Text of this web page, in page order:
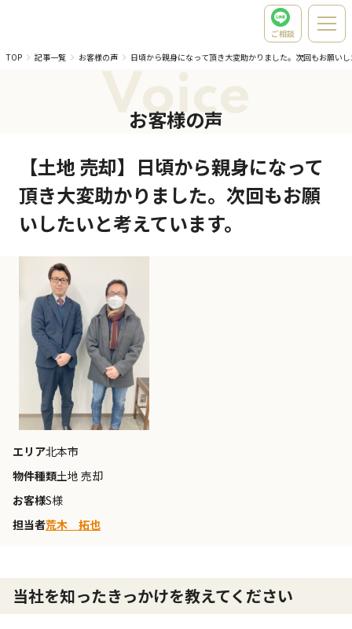
ご相談
TOP
記事一覧 お客様の声 日頃から親身になって頂き大変助かりました。次回もお願い
Voice
お客様の声
【土地 売却】日頃から親身になって
頂き大変助かりました。次回もお願
いしたいと考えています。
エリア北本市
物件種類土地 売却
お客様S様
担当者荒木 拓也
当社を知ったきっかけを教えてください